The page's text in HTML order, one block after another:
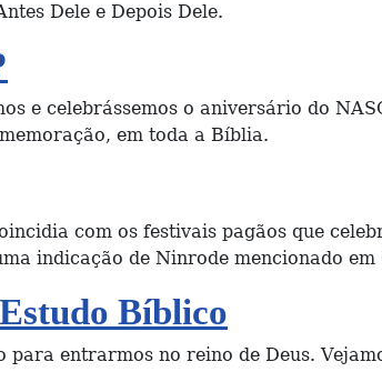
Dele e Depois Dele.
e celebrássemos o aniversário do
em toda a Bíblia.
com os festivais pagãos que
indicação de Ninrode mencionado em
Bíblico
entrarmos no reino de Deus.